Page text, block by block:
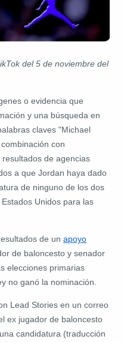
del 5 de noviembre del
o evidencia que
y una búsqueda en
claves "Michael
con
de agencias
a que Jordan haya dado
de ninguno de los dos
Unidos para las
de un apoyo
de baloncesto y senador
elecciones primarias
no ganó la nominación.
Lead Stories en un correo
ex jugador de baloncesto
candidatura (traducción